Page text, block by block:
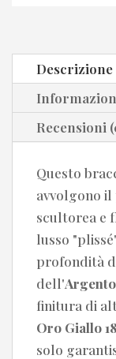
18kt
quantità
Descrizione
Recensioni
Questo
avvolgono il
scultorea e
lusso
profondità
dell'Argento
finitura di
Oro Giallo
solo